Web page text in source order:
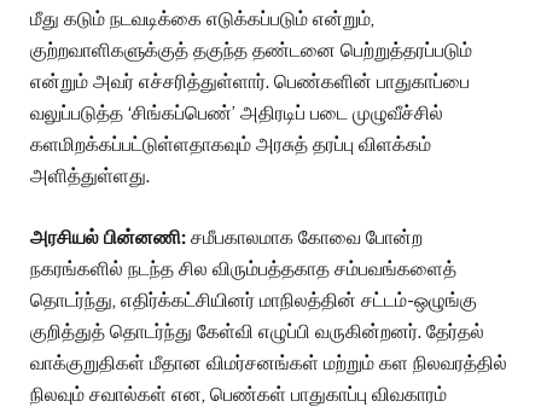
மீது கடும் நடவடிக்கை எடுக்கப்படும் என்றும்,
குற்றவாளிகளுக்குத் தகுந்த தண்டனை பெற்றுத்தரப்படும்
என்றும் அவர் எச்சரித்துள்ளார். பெண்களின் பாதுகாப்பை
வலுப்படுத்த ‘சிங்கப்பெண்’ அதிரடிப் படை முழுவீச்சில்
களமிறக்கப்பட்டுள்ளதாகவும் அரசுத் தரப்பு விளக்கம்
அளித்துள்ளது.
அரசியல் பின்னணி: சமீபகாலமாக கோவை போன்ற
நகரங்களில் நடந்த சில விரும்பத்தகாத சம்பவங்களைத்
தொடர்ந்து, எதிர்க்கட்சியினர் மாநிலத்தின் சட்டம்-ஒழுங்கு
குறித்துத் தொடர்ந்து கேள்வி எழுப்பி வருகின்றனர். தேர்தல்
வாக்குறுதிகள் மீதான விமர்சனங்கள் மற்றும் கள நிலவரத்தில்
நிலவும் சவால்கள் என, பெண்கள் பாதுகாப்பு விவகாரம்